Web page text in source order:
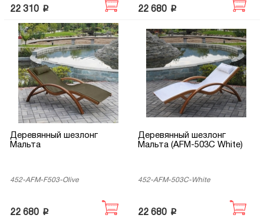
22 310 p 22 680 p
Деревянный шезлонг
Мальта
452-AFM-F503-Olive
22 680 p
Деревянный шезлонг
Мальта (AFM-503C White)
452-AFM-503C-White
22 680 p